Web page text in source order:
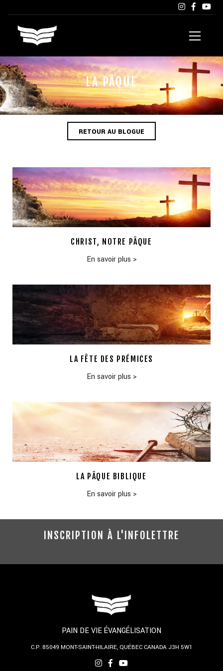
LA PÂQUE
RETOUR AU BLOGUE
CHRIST, NOTRE PÂQUE
En savoir plus >
LA FÊTE DES PRÉMICES
En savoir plus >
LA PÂQUE BIBLIQUE
En savoir plus >
INSCRIPTION À L'INFOLETTRE
PAIN DE VIE ÉVANGÉLISATION
C.P. 85049 MONT-SAINT-HILAIRE, QUÉBECCANADA J3H 5W1